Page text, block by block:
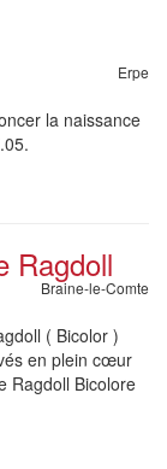
Erpe
la naissance
Ragdoll
Braine-le-Comte
( Bicolor )
en plein cœur
Ragdoll Bicolore